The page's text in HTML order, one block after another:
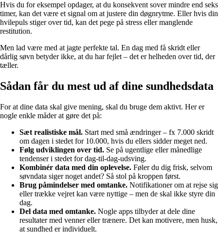
Hvis du for eksempel opdager, at du konsekvent sover mindre end seks
timer, kan det være et signal om at justere din døgnrytme. Eller hvis din
hvilepuls stiger over tid, kan det pege på stress eller manglende
restitution.
Men lad være med at jagte perfekte tal. En dag med få skridt eller
dårlig søvn betyder ikke, at du har fejlet – det er helheden over tid, der
tæller.
Sådan får du mest ud af dine sundhedsdata
For at dine data skal give mening, skal du bruge dem aktivt. Her er
nogle enkle måder at gøre det på:
Sæt realistiske mål. Start med små ændringer – fx 7.000 skridt
om dagen i stedet for 10.000, hvis du ellers sidder meget ned.
Følg udviklingen over tid. Se på ugentlige eller månedlige
tendenser i stedet for dag-til-dag-udsving.
Kombinér data med din oplevelse. Føler du dig frisk, selvom
søvndata siger noget andet? Så stol på kroppen først.
Brug påmindelser med omtanke. Notifikationer om at rejse sig
eller trække vejret kan være nyttige – men de skal ikke styre din
dag.
Del data med omtanke. Nogle apps tilbyder at dele dine
resultater med venner eller trænere. Det kan motivere, men husk,
at sundhed er individuelt.